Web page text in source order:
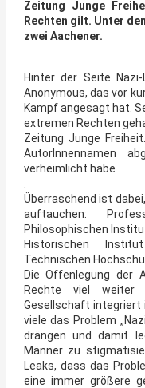
Zeitung Junge
Rechten gilt. Unter
zwei Aachener.
Hinter der Seite
Anonymous, das vor
Kampf angesagt hat.
extremen Rechten
Zeitung Junge
AutorInnennamen
verheimlicht habe
Überraschend ist
auftauchen:
Philosophischen
Historischen
Technischen
Die Offenlegung der
Rechte viel
Gesellschaft integriert
viele das Problem
drängen und damit
Männer zu
Leaks, dass das
eine immer größere